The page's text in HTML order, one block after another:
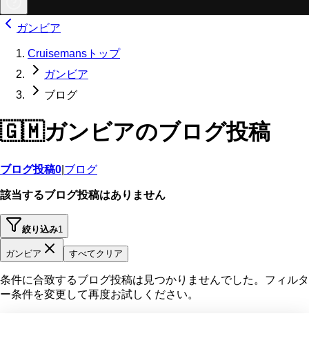
ガンビア
Cruisemansトップ
ガンビア
ブログ
🇬🇲ガンビアのブログ投稿
ブログ投稿0 ブログ
該当するブログ投稿はありません
絞り込み1
ガンビア すべてクリア
条件に合致するブログ投稿は見つかりませんでした。フィルタ
ー条件を変更して再度お試しください。